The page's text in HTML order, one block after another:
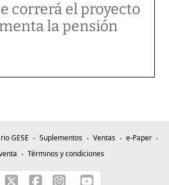
correrá el proyecto
la pensión
GESE Suplementos Ventas
e-Paper
Términos y condiciones